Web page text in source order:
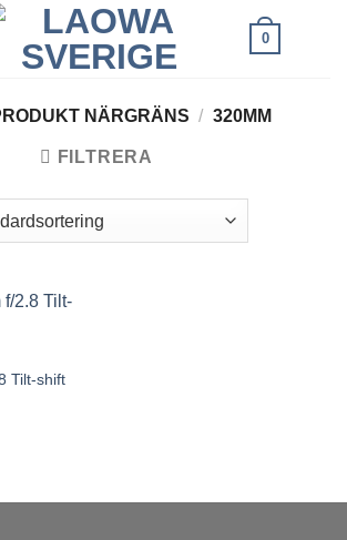
0
NÄRGRÄNS / 320MM
FILTRERA
Tilt-shift